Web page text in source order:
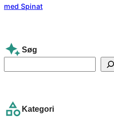
Søg
e
c
Kategori